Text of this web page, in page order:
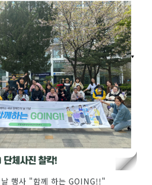
날 행사 "함께 하는 GOING!!"